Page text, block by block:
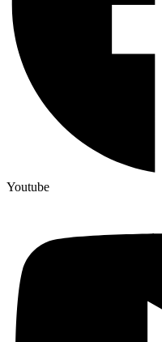
Youtube